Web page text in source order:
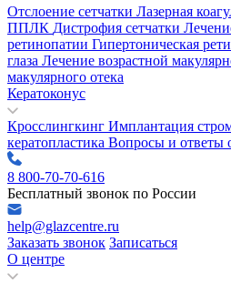
Отслоение сетчатки Лазерная
ППЛК Дистрофия сетчатки
ретинопатии Гипертоническая
глаза Лечение возрастной
макулярного отека
Кератоконус
Кросслингкинг Имплантация
кератопластика Вопросы и ответы
8 800-70-70-616
Бесплатный звонок по России
help@glazcentre.ru
Заказать звонок Записаться
О центре